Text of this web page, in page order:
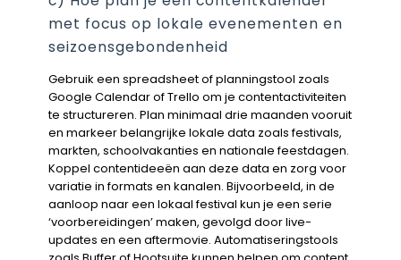
met focus op lokale evenementen en
seizoensgebondenheid
Gebruik een spreadsheet of planningstool zoals
Google Calendar of Trello om je contentactiviteiten
te structureren. Plan minimaal drie maanden vooruit
en markeer belangrijke lokale data zoals festivals,
markten, schoolvakanties en nationale feestdagen.
Koppel contentideeën aan deze data en zorg voor
variatie in formats en kanalen. Bijvoorbeeld, in de
aanloop naar een lokaal festival kun je een serie
‘voorbereidingen’ maken, gevolgd door live-
updates en een aftermovie. Automatiseringstools